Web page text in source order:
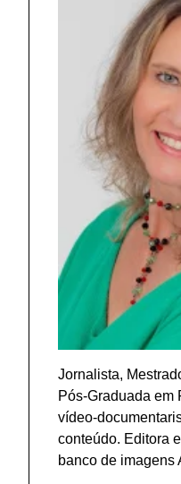
Jornalista,
Pós-Graduada em
vídeo-
conteúdo. Editora
banco de imagens